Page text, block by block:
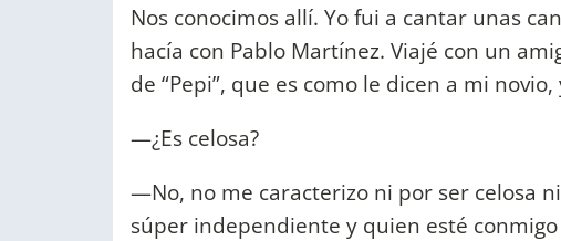
Nos conocimos allí. Yo fui a cantar unas
hacía con Pablo Martínez. Viajé con un
de “Pepi”, que es como le dicen a mi
—¿Es celosa?
—No, no me caracterizo ni por ser celosa
súper independiente y quien esté